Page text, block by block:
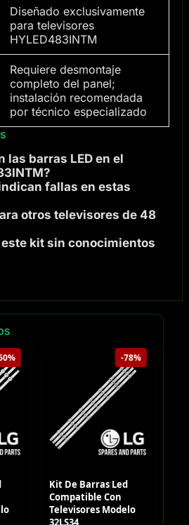
Diseñado exclusivamente
para televisores
HYLED483INTM
Requiere desmontaje
completo del panel;
instalación recomendada
por técnico especializado
las barras LED en el
fallas en estas
otros televisores de 48
kit sin conocimientos
-78%
Kit De Barras Led
Compatible Con
Televisores Modelo
32LS34